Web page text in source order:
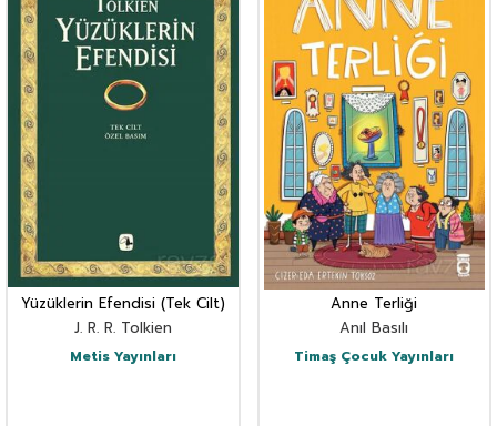
Yüzüklerin Efendisi (Tek Cilt)
J. R. R. Tolkien
Metis Yayınları
Anne Terliği
Anıl Basılı
Timaş Çocuk Yayınları